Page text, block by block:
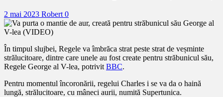
2 mai 2023 Robert 0
În timpul slujbei, Regele va îmbrăca strat peste strat de veșminte
strălucitoare, dintre care unele au fost create pentru străbunicul său,
Regele George al V-lea, potrivit BBC.
Pentru momentul încoronării, regelui Charles i se va da o haină
lungă, strălucitoare, cu mâneci aurii, numită Supertunica.